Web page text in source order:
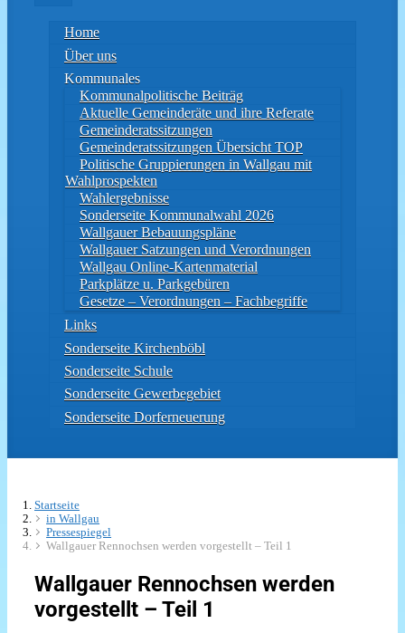
Home
Über uns
Kommunales
Kommunalpolitische Beiträg
Aktuelle Gemeinderäte und ihre Referate
Gemeinderatssitzungen
Gemeinderatssitzungen Übersicht TOP
Politische Gruppierungen in Wallgau mit
Wahlprospekten
Wahlergebnisse
Sonderseite Kommunalwahl 2026
Wallgauer Bebauungspläne
Wallgauer Satzungen und Verordnungen
Wallgau Online-Kartenmaterial
Parkplätze u. Parkgebüren
Gesetze – Verordnungen – Fachbegriffe
Links
Sonderseite Kirchenböbl
Sonderseite Schule
Sonderseite Gewerbegebiet
Sonderseite Dorferneuerung
Startseite
in Wallgau
Pressespiegel
Wallgauer Rennochsen werden vorgestellt – Teil 1
Wallgauer Rennochsen werden
vorgestellt – Teil 1